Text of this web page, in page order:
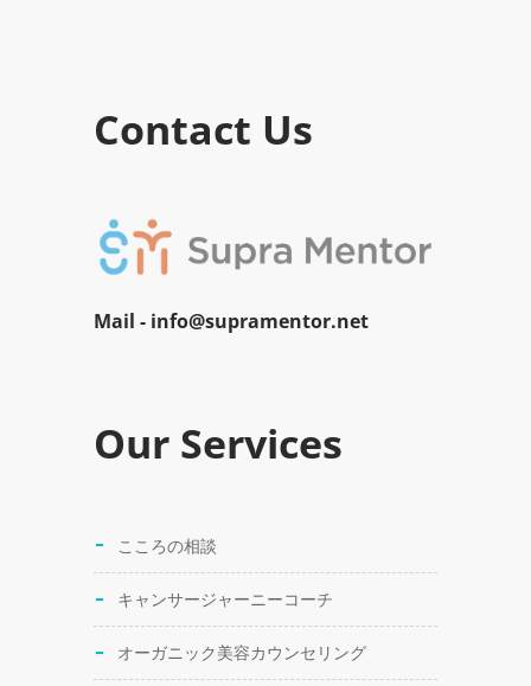
Contact Us
Mail - info@supramentor.net
Our Services
こころの相談
キャンサージャーニーコーチ
オーガニック美容カウンセリング